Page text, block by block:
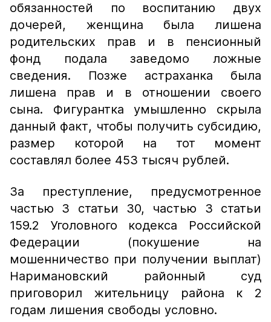
обязанностей по воспитанию двух
дочерей, женщина была лишена
родительских прав и в пенсионный
фонд подала заведомо ложные
сведения. Позже астраханка была
лишена прав и в отношении своего
сына. Фигурантка умышленно скрыла
данный факт, чтобы получить субсидию,
размер которой на тот момент
составлял более 453 тысяч рублей.
За преступление, предусмотренное
частью 3 статьи 30, частью 3 статьи
159.2 Уголовного кодекса Российской
Федерации (покушение на
мошенничество при получении выплат)
Наримановский районный суд
приговорил жительницу района к 2
годам лишения свободы условно.